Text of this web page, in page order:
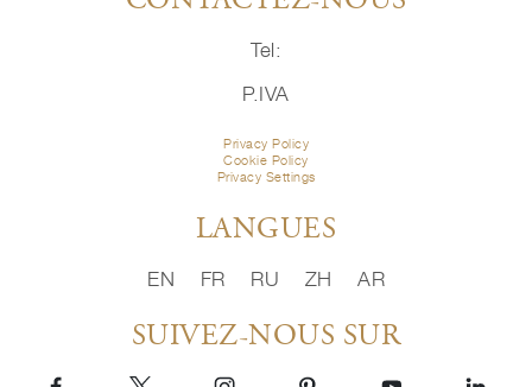
Tel:
P.IVA
Privacy Policy
Cookie Policy
Privacy Settings
LANGUES
EN FR RU ZH AR
SUIVEZ-NOUS SUR